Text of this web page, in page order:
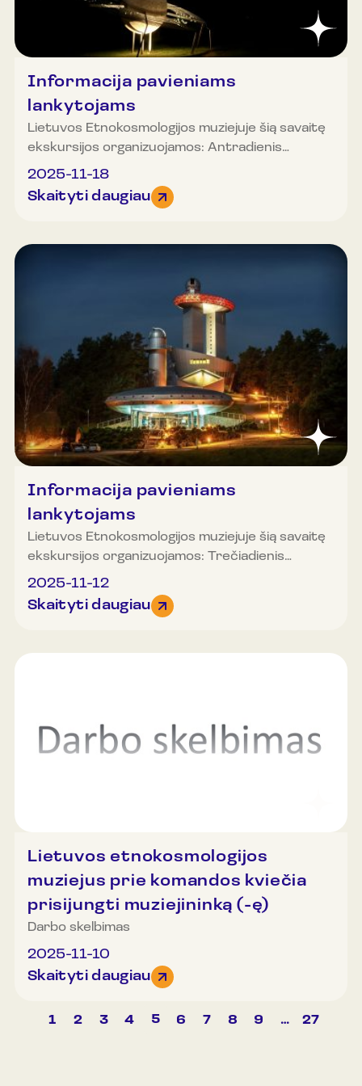
gali dalyvauti ribotas dalyvių skaičius, todėl
rekomenduojame registruotis. Daugiau
informacijos ir registracija telefonu
+37061520688.
Informacija pavieniams
lankytojams
Lietuvos Etnokosmologijos muziejuje šią savaitę
ekskursijos organizuojamos: Antradienis
(lapkričio 18 d.): 10.00, 13.00,14.00 ir 15.00 val.
Trečiadienis (lapkričio 19 d.): 10.00, 11.00, 12.00,
13.00, 14.00 ir 15.00 val. Ketvirtadienis (lapkričio
val. Penktadienis (lapkričio 21 d.): 10.00, 12.00,
22 d.): 11.00, 12.00, 13.00, 13.30, 14.00, 15.00 ir
16.00 val. Sekmadienis (lapkričio 23 d.): muziejus
nedirbs. Organizuotos grupės (20 ir daugiau
asmenų) gali registruotis ir kitu laiku. Dėmesio!
Ekskursijoje gali dalyvauti ribotas dalyvių
skaičius, todėl rekomenduojame registruotis.
Daugiau informacijos ir registracija telefonu
+37061520688.
2025-11-18
Skaityti daugiau
Informacija pavieniams
lankytojams
Lietuvos Etnokosmologijos muziejuje šią savaitę
ekskursijos organizuojamos: Trečiadienis
(lapkričio 12 d.): 10.00, 12.00, 13.00, 14.00 ir
15.00 val. Ketvirtadienis (lapkričio 13 d.): 10.00,
11.00, 12.00, 13.00, 14.00 ir 15.00 val.
14.00 ir 15.00 val. Šeštadienis (lapkričio 15 d.):
registruotis ir kitu laiku. Dėmesio! Ekskursijoje
gali dalyvauti ribotas dalyvių skaičius, todėl
2025-11-12
Skaityti daugiau
Lietuvos etnokosmologijos
muziejus prie komandos kviečia
prisijungti muziejininką (-ę)
Darbo skelbimas
2025-11-10
Skaityti daugiau
1 2 3 4 5 6 7 8 9 … 27